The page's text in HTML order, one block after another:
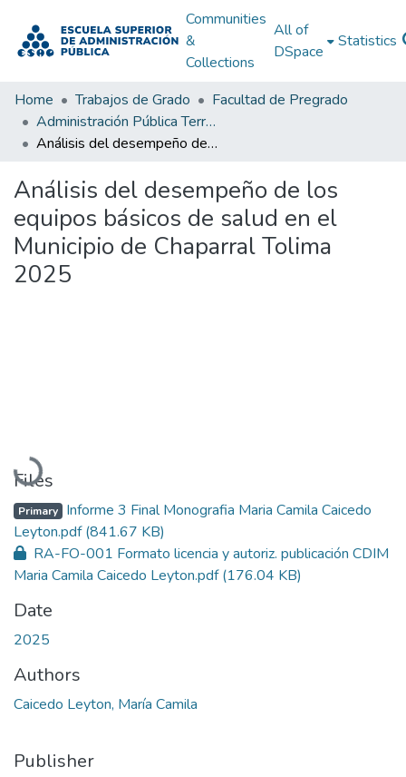
Communities
&
Collections
All of
DSpace
Statistics
Home Trabajos de Grado
Facultad de Pregrado
Administración Pública Territorial (APT)
Análisis del desempeño de los equipos básicos de salud en el Municipio de Chaparral Tolima 2025
Análisis del desempeño de los
equipos básicos de salud en el
Municipio de Chaparral Tolima
2025
Loading...
Files
Primary Informe 3 Final Monografia Maria Camila Caicedo
Leyton.pdf(841.67 KB)
RA-FO-001 Formato licencia y autoriz. publicación CDIM
Maria Camila Caicedo Leyton.pdf(176.04 KB)
Date
2025
Authors
Caicedo Leyton, María Camila
Publisher